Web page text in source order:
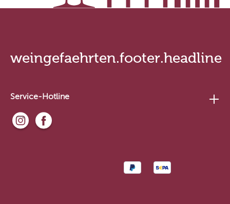
weingefaehrten.footer.headline
Service-Hotline